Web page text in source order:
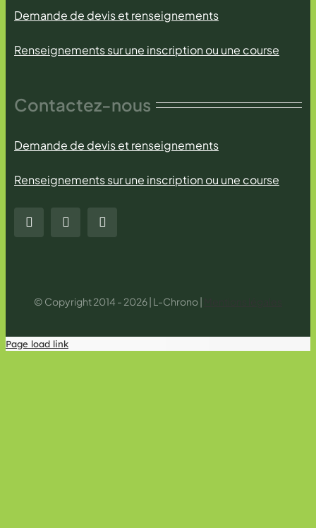
Demande de devis et renseignements
Renseignements sur une inscription ou une course
Contactez-nous
Demande de devis et renseignements
Renseignements sur une inscription ou une course
© Copyright 2014 - 2026 | L-Chrono |
Page load link